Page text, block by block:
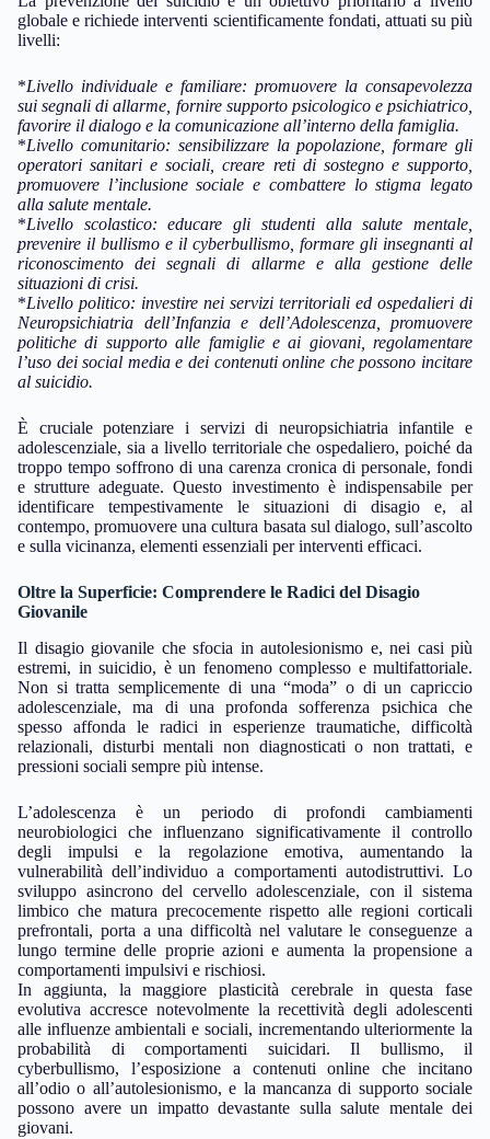
globale e richiede interventi scientificamente fondati, attuati su più
livelli:
*Livello individuale e familiare: promuovere la consapevolezza
sui segnali di allarme, fornire supporto psicologico e psichiatrico,
favorire il dialogo e la comunicazione all’interno della famiglia.
*Livello comunitario: sensibilizzare la popolazione, formare gli
operatori sanitari e sociali, creare reti di sostegno e supporto,
promuovere l’inclusione sociale e combattere lo stigma legato
alla salute mentale.
*Livello scolastico: educare gli studenti alla salute mentale,
prevenire il bullismo e il cyberbullismo, formare gli insegnanti al
riconoscimento dei segnali di allarme e alla gestione delle
situazioni di crisi.
*Livello politico: investire nei servizi territoriali ed ospedalieri di
Neuropsichiatria dell’Infanzia e dell’Adolescenza, promuovere
politiche di supporto alle famiglie e ai giovani, regolamentare
l’uso dei social media e dei contenuti online che possono incitare
al suicidio.
È cruciale potenziare i servizi di neuropsichiatria infantile e
adolescenziale, sia a livello territoriale che ospedaliero, poiché da
troppo tempo soffrono di una carenza cronica di personale, fondi
e strutture adeguate. Questo investimento è indispensabile per
identificare tempestivamente le situazioni di disagio e, al
contempo, promuovere una cultura basata sul dialogo, sull’ascolto
e sulla vicinanza, elementi essenziali per interventi efficaci.
Oltre la Superficie: Comprendere le Radici del Disagio
Giovanile
Il disagio giovanile che sfocia in autolesionismo e, nei casi più
estremi, in suicidio, è un fenomeno complesso e multifattoriale.
Non si tratta semplicemente di una “moda” o di un capriccio
adolescenziale, ma di una profonda sofferenza psichica che
spesso affonda le radici in esperienze traumatiche, difficoltà
relazionali, disturbi mentali non diagnosticati o non trattati, e
pressioni sociali sempre più intense.
L’adolescenza è un periodo di profondi cambiamenti
neurobiologici che influenzano significativamente il controllo
degli impulsi e la regolazione emotiva, aumentando la
vulnerabilità dell’individuo a comportamenti autodistruttivi. Lo
sviluppo asincrono del cervello adolescenziale, con il sistema
limbico che matura precocemente rispetto alle regioni corticali
prefrontali, porta a una difficoltà nel valutare le conseguenze a
lungo termine delle proprie azioni e aumenta la propensione a
comportamenti impulsivi e rischiosi.
In aggiunta, la maggiore plasticità cerebrale in questa fase
evolutiva accresce notevolmente la recettività degli adolescenti
alle influenze ambientali e sociali, incrementando ulteriormente la
probabilità di comportamenti suicidari. Il bullismo, il
cyberbullismo, l’esposizione a contenuti online che incitano
all’odio o all’autolesionismo, e la mancanza di supporto sociale
possono avere un impatto devastante sulla salute mentale dei
giovani.